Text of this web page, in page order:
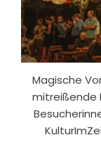
Magische
mitreißende